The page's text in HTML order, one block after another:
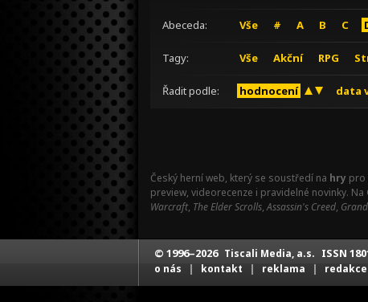
Abeceda: Vše # A B C
Tagy: Vše Akční RPG
Řadit podle: hodnocení data
Český herní web, který se soustředí na hry pro
preview, videorecenze i pravidelné novinky.
Warcraft, The Elder Scrolls,Assassin's Creed,
© 1996–2026 Tiscali Media, a.s. ISSN
o nás | kontakt | reklama | redakce